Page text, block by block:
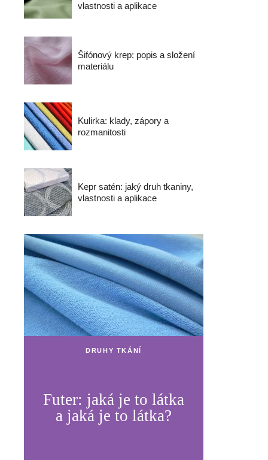
vlastnosti a aplikace
Šifónový krep: popis a složení
materiálu
Kulirka: klady, zápory a
rozmanitosti
Kepr satén: jaký druh tkaniny,
vlastnosti a aplikace
DRUHY TKÁNÍ
Futer: jaká je to látka
a jaká je to látka?